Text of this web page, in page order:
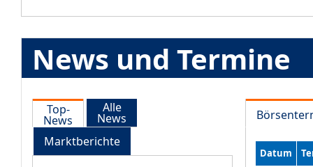
News und Termine
Top-
News
Alle
News
Marktberichte
Datum